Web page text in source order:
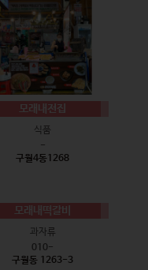
모래내전집
식품
-
구월4동1268
모래내떡갈비
과자류
010-
구월동 1263-3